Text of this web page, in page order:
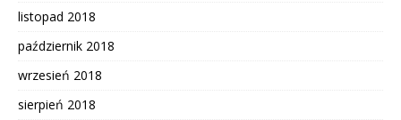
listopad 2018
październik 2018
wrzesień 2018
sierpień 2018